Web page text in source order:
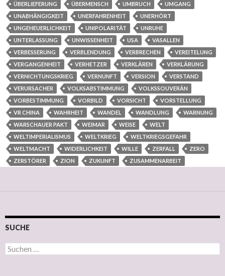
ÜBERLIEFERUNG
ÜBERMENSCH UMBRUCH
UMGANG
UNABHÄNGIGKEIT
UNERFAHRENHEIT
UNERHÖRT
UNGEHEUERLICHKEIT
UNIPOLARITÄT
UNRUHE
UNTERLASSUNG
UNWISSENHEIT USA
VASALLEN
VERBESSERUNG
VERBLENDUNG VERBRECHEN
VEREITELUNG
VERGANGENHEIT
VERHETZER VERKLÄREN
VERKLÄRUNG
VERNICHTUNGSKRIEG
VERNUNFT VERSION
VERSTAND
VERURSACHER
VOLKSABSTIMMUNG
VOLKSSOUVERÄN
VORBESTIMMUNG
VORBILD VORSICHT
VORSTELLUNG
VR CHINA
WAHRHEIT WANDEL WANDLUNG
WARNUNG
WARSCHAUER PAKT
WEIMAR WEISE
WELT
WELTIMPERIALISMUS
WELTKRIEG
WELTKRIEGSGEFAHR
WELTMACHT
WIDERLICHKEIT WILLE ZERFALL
ZERO
ZERSTÖRER
ZION ZUKUNFT ZUSAMMENARBEIT
SUCHE
Suchen nach: